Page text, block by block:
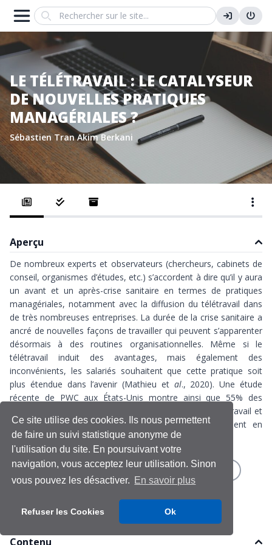
Ce site utilise des cookies. Ils nous permettent
de faire un suivi statistique anonyme de
l'utilisation du site. En poursuivant votre
navigation, vous acceptez leur utilisation. Sinon
vous pouvez les désactiver. En savoir plus
Refuser les Cookies Ok
Search
LE TÉLÉTRAVAIL : LE CATALYSEUR
DE NOUVELLES PRATIQUES
MANAGÉRIALES ?
Sébastien TranAkim Berkani
Aperçu
De nombreux experts et observateurs (chercheurs, cabinets de
conseil, organismes d’études, etc.) s’accordent à dire qu’il y aura
un avant et un après-crise sanitaire en termes de pratiques
managériales, notamment avec la diffusion du télétravail dans
de très nombreuses entreprises. La durée de la crise sanitaire a
ancré de nouvelles façons de travailler qui peuvent s’apparenter
désormais à des routines organisationnelles. Même si le
télétravail induit des avantages, mais également des
inconvénients, les salariés souhaitent que cette pratique soit
plus étendue dans l’avenir (Mathieu et al., 2020). Uneétude
récente de PWC aux États-Unis montre ainsi que 55% des
salariés souhaitent disposer d’au moins 3 jours de télétravail et
21% d’entre eux souhaitent être même complètement en
télétravail.
Covid-19 Innovation managériale
Management
Contenu